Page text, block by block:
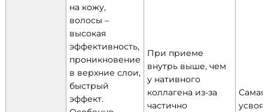
на кожу,
волосы –
высокая
эффективность,
проникновение
в верхние слои,
быстрый
эффект.
При приеме
внутрь выше, чем
у нативного
коллагена из-за
частично
Самая